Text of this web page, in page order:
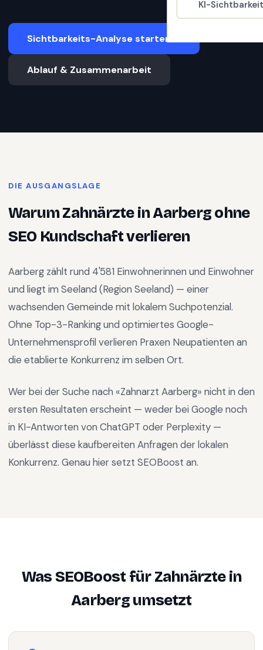
KI-
Sichtbarkeits-Analyse starten
Ablauf & Zusammenarbeit
DIE AUSGANGSLAGE
WarumZahnärzteinAarbergohne
SEO Kundschaft verlieren
Aarberg zählt rund 4'581 Einwohnerinnen und Einwohner
und liegt im Seeland (Region Seeland) — einer
wachsenden Gemeinde mit lokalem Suchpotenzial.
Ohne Top-3-Ranking und optimiertes Google-
Unternehmensprofil verlieren Praxen Neupatienten an
die etablierte Konkurrenz im selben Ort.
Wer bei der Suche nach «Zahnarzt Aarberg» nicht in den
ersten Resultaten erscheint — weder bei Google noch
in KI-Antworten von ChatGPT oder Perplexity —
überlässt diese kaufbereiten Anfragen der lokalen
Konkurrenz. Genau hier setzt SEOBoost an.
Was SEOBoost fürZahnärztein
Aarbergumsetzt